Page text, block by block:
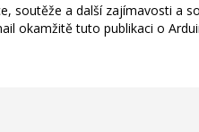
soutěže a další zajímavosti a
okamžitě tuto publikaci o